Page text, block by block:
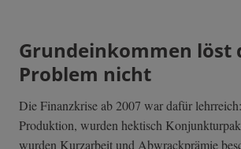
Grundeinkommen löst
Problem nicht
Die Finanzkrise ab 2007 war dafür
Produktion, wurden hektisch
wurden Kurzarbeit und Abwrackprämie